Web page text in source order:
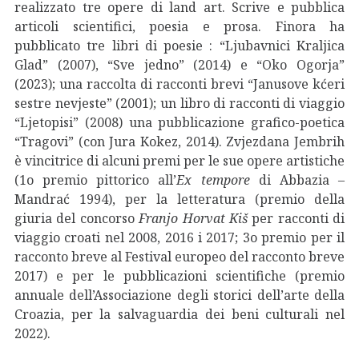
realizzato tre opere di land art. Scrive e pubblica
articoli scientifici, poesia e prosa. Finora ha
pubblicato tre libri di poesie : “Ljubavnici Kraljica
Glad” (2007), “Sve jedno” (2014) e “Oko Ogorja”
(2023); una raccolta di racconti brevi “Janusove kćeri
sestre nevjeste” (2001); un libro di racconti di viaggio
“Ljetopisi” (2008) una pubblicazione grafico-poetica
“Tragovi” (con Jura Kokez, 2014). Zvjezdana Jembrih
è vincitrice di alcuni premi per le sue opere artistiche
(1o premio pittorico all’Ex temporedi Abbazia –
Mandrać 1994), per la letteratura (premio della
giuria del concorsoFranjo Horvat Kišper racconti di
viaggio croati nel 2008, 2016 i 2017; 3o premio per il
racconto breve al Festival europeo del racconto breve
2017) e per le pubblicazioni scientifiche (premio
annuale dell’Associazione degli storici dell’arte della
Croazia, per la salvaguardia dei beni culturali nel
2022).